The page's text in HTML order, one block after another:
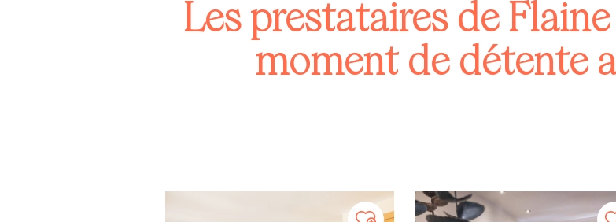
Les prestataires de Flaine vous offrent un
moment de détente